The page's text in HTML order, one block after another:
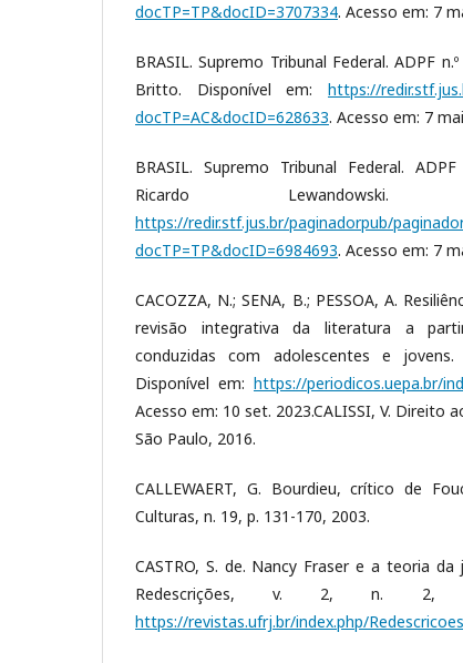
docTP=TP&docID=3707334. Acesso em: 7
BRASIL. Supremo Tribunal Federal. ADPF
Britto. Disponível em: https://
docTP=AC&docID=628633. Acesso em: 7
BRASIL. Supremo Tribunal Federal.
Ricardo
https://redir.stf.jus.br/paginadorpub/
docTP=TP&docID=6984693. Acesso em: 7
CACOZZA, N.; SENA, B.; PESSOA, A.
revisão integrativa da literatura a
conduzidas com adolescentes e
Disponível em: https://periodicos.uepa.br/
Acesso em: 10 set. 2023.CALISSI, V. Direito
São Paulo, 2016.
CALLEWAERT, G. Bourdieu, crítico de
Culturas, n. 19, p. 131-170, 2003.
CASTRO, S. de. Nancy Fraser e a teoria
Redescrições, v. 2, n. 2,
https://revistas.ufrj.br/index.php/